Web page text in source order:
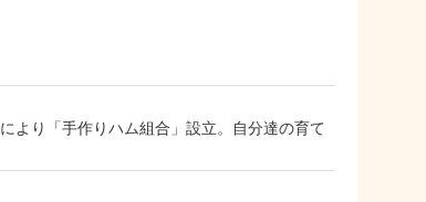
より「手作りハム組合」設立。自分達の育て